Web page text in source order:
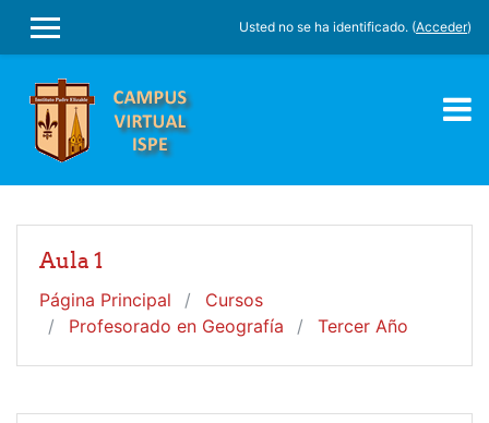
PANEL LATERAL
Usted no se ha identificado. (Acceder)
Aula 1
Página Principal
Cursos
Profesorado en Geografía
Tercer Año